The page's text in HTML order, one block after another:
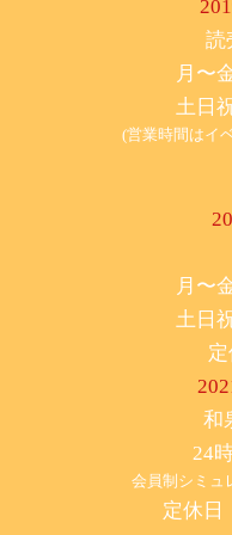
読
月〜
土日
(営業時間はイ
月〜
土日
和
24
会員制シミュ
定休